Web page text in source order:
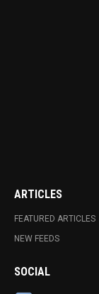
ARTICLES
FEATURED ARTICLES
NEW FEEDS
SOCIAL